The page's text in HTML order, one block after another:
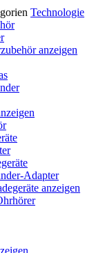
Technologie
anzeigen
Adapter
anzeigen